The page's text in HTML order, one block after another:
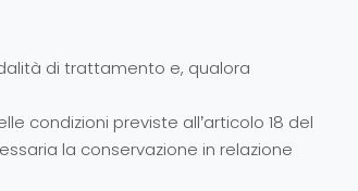
di trattamento e, qualora
condizioni previste all’articolo 18 del
la conservazione in relazione